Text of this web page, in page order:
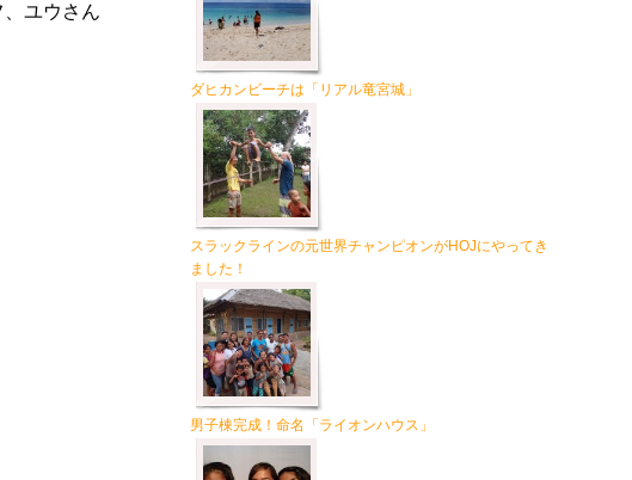
ユウさん
ダヒカンビーチは「リアル竜宮城」
スラックラインの元世界チャンピオンがHOJにやってき
ました！
男子棟完成！命名「ライオンハウス」